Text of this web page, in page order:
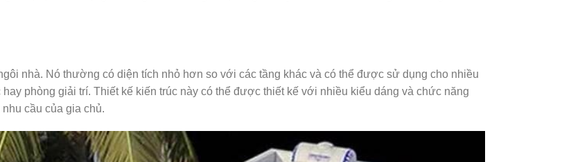
nhà. Nó thường có diện tích nhỏ hơn so với các tầng khác và có thể được sử dụng cho nhiều
phòng giải trí. Thiết kế kiến trúc này có thể được thiết kế với nhiều kiểu dáng và chức năng
cầu của gia chủ.